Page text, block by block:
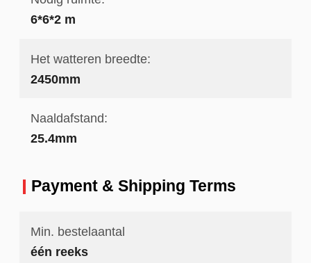
6*6*2 m
Het watteren breedte:
2450mm
Naaldafstand:
25.4mm
Payment & Shipping Terms
Min. bestelaantal
één reeks